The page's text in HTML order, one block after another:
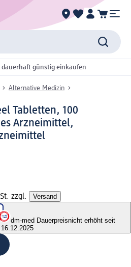
dauerhaft günstig einkaufen
Alternative Medizin
Tabletten, 100
Arzneimittel,
zzgl. Versand
dm-med Dauerpreisnicht erhöht seit
16.12.2025